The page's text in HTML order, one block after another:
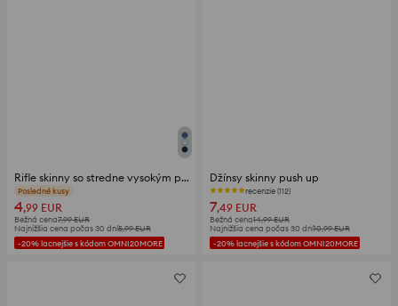
Rifle skinny so stredne vysokým pásom
Posledné kusy
4,99 EUR
Bežná cena7,99EUR
Najnižšia cena počas 30 dní5,99EUR
-20% lacnejšie s kódom OMNI20MORE
Džínsy skinny push up
recenzie (112)
7,49 EUR
Bežná cena14,99EUR
Najnižšia cena počas 30 dní10,99EUR
-20% lacnejšie s kódom OMNI20MORE